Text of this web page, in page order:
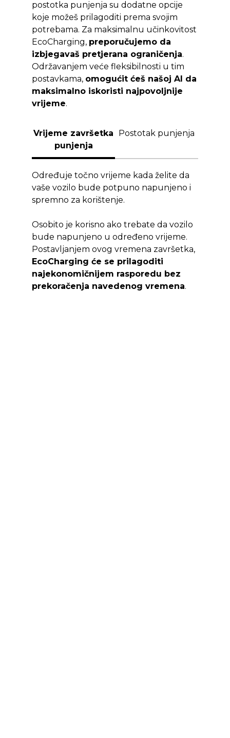
postotka punjenja su dodatne opcije
koje možeš prilagoditi prema svojim
potrebama. Za maksimalnu učinkovitost
EcoCharging, preporučujemo da
izbjegavaš pretjerana ograničenja.
Održavanjem veće fleksibilnosti u tim
postavkama, omogućit ćeš našoj AI da
maksimalno iskoristi najpovoljnije
vrijeme.
Vrijeme završetka
punjenja
Postotak punjenja
Određuje točno vrijeme kada želite da
vaše vozilo bude potpuno napunjeno i
spremno za korištenje.
Osobito je korisno ako trebate da vozilo
bude napunjeno u određeno vrijeme.
Postavljanjem ovog vremena završetka,
EcoCharging će se prilagoditi
najekonomičnijem rasporedu bez
prekoračenja navedenog vremena.